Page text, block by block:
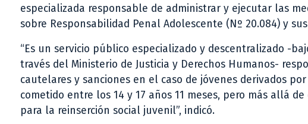
especializada responsable de administrar y ejecutar las
sobre Responsabilidad Penal Adolescente (Nº 20.084) y
“Es un servicio público especializado y descentralizado -
través del Ministerio de Justicia y Derechos Humanos-
cautelares y sanciones en el caso de jóvenes derivados
cometido entre los 14 y 17 años 11 meses, pero más allá
para la reinserción social juvenil”, indicó.